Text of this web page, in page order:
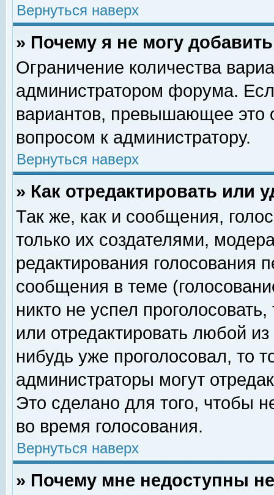
Вернуться наверх
» Почему я не могу
Ограничение количества
администратором форума.
вариантов, превышающее это
вопросом к администратору.
Вернуться наверх
» Как отредактировать или
Так же, как и сообщения,
только их создателями,
редактирования голосования
сообщения в теме
никто не успел
или отредактировать любой
нибудь уже проголосовал, то
администраторы могут
Это сделано для того, чтобы
во время голосования.
Вернуться наверх
» Почему мне недоступны